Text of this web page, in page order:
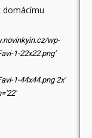
domácímu
wp-
1-22x22.png'
1-44x44.png 2x'